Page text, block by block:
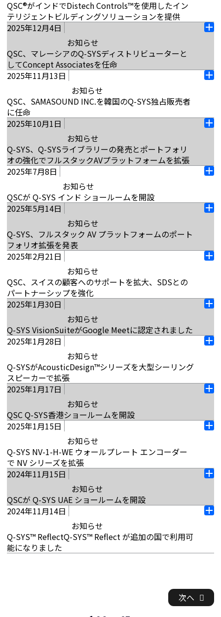
続きを読む
ために、すべての加入者が無料で利用できます。Q-
SYS Reflect Plus…
映しています。これらのQ-SYSソリューションは、
最新のワークプレイス向けにパフォーマンス、拡張
性、信頼性を最適化するシームレスな統合に支えら
れており、組織が積極的に導入できるようになりま
す。Q-SYS VisionSuite VSA-100 は、AI 駆動のルー
ムオートメーションとダイナミックで自動カメラの
フレーミングをもたらし、より自然で魅力的な会議
を可能にする AI アクセラレーターです…
Reflect®アプリケーションは、ServiceNow Build パ
ートナーとして、ServiceNow への安全で自動化さ
れたデータ フローを提供し、ServiceNow ストアで
利用できます。Q-SYSアプリケーションは、AVシス
テムデータのServiceNowへのフローを自動化し、IT
サービス管理（ITSM）やIT資産管理（ITAM）などの
アプリケーションをサポートすることで構成を簡略
化します。これにより、組織は現在の ServiceNow
ワークフローを使用して、AV テクノロジーをネイテ
ィブに統合できます。チケット作成とインベントリ
ー更新の自動化を可能にします。 …
スタックAVプラットフォーム全体の戦略的拡張を発
表し、高性能職場内のコラボレーションスペースを
標準化する新しいソリューションを導入しました。
また、ネイティブハードウェアとソフトウェアのイ
ノベーションを通じて、商業施設およびエンターテ
インメントアプリケーションのサポートを強化して
います。この拡張には、Q-SYS RoomSuite モジュラ
ー システム、Q-SYS Connect for Zoom Rooms、
MPA-Q シリーズ ネットワーク アンプ、X Class
Server Core X50r、およびコントロールおよび UCI
トレーニング マイルストーン認定の導入が含まれま
す。Q-SYS RoomSuite モジュラーシステムは、コラ
ボレーションシステムに新しいハードウェアとソフ
トウェアのアプローチを導入し、標準化された中規
模から大規模のスペースを迅速に展開するための専
用システムです。伝統的ながら…
続きを読む
QSC®がインドでDistech Controls™を使用したイン
テリジェントビルディングソリューションを提供
インド、ベンガルール（2025年12月9日） – QSC は
インドのDistech Controls と提携してインテリジェ
ントビル管理ソリューションを提供し、QSC India
が製品販売、市場開発、トレーニング、技術サポー
トに携わることができるようになります。長年にわ
たり、QSCは、継続的な投資と戦略的成長を通じ
て、インド市場への強いコミットメントを示してき
ました。現地オフィスの設立を皮切りに、当社は着
実にプレゼンスを拡大してきました。特に注目すべ
きは、バンガロールでの Q-SYS™ エクスペリエンス
センターの開設です。このセンターでは、お客様が
Distech Controls のソリューションと Q-SYS の統合
を実際に確認することができるようになります。
Distech Controlsは、空間内の空調、エネルギー、照
明、その他の重要なシステムを最適化するように設
計されたオープンプロトコルのコントローラー、セ
ンサー、ソフトウェアの完璧な製品を提供します。
IP接続されたコントローラーは、Eclypse™ Facilities
ソフトウェア上で実行されます…
続きを読む
2025年12月4日
お知らせ
QSC、マレーシアのQ-SYSディストリビューターと
してConcept Associatesを任命
オ
香港、九龍（2025年12月4日） - QSCは、Concept
Associates (KL) Sdn Bhdが2025年11月4日からマレ
ーシアでのQ-SYSポートフォリオの新規および唯一
の販売店として任命されることを発表いたします。
「Concept Associatesの地元の専門知識とプロフェ
ッショナリズムは、彼らが提供する集中的なトレー
ニングと包括的な販売前および販売後サポートと組
み合わせることで、この地域内の開発を追求する際
に非常に貴重になります。」と QSC APAC の副社長
兼 GM の Duncan Savage 氏は述べています。「私た
ちは協力して、Q-SYSフルスタックAVプラットフォ
ームの機能を紹介し、インテリジェントで応答性の
高い、より深く統合された配信ネットワークをお客
様のために構築することを目指しています。」「Q-
SYS は、完全なオーディオ、ビデオ、および制御ソ
リューションを提供するための完璧なプラットフォ
ームであり、Q-SYS フルスタック AV プラットフォー
ムをマレーシア市場の中心に導入できることを非常
に誇りに思っています。」と Castrit 氏は述べていま
す。
続きを読む
2025年11月13日
お知らせ
QSC、SAMASOUND INC.を韓国のQ-SYS独占販売者
に任命
オ
香港、九龍（2025年11月13日） – QSC Asia Ltd.は、
重点を置いた流通戦略により韓国での存在感を強化
し続けています。2025 年 11 月 1 日より、
SAMASOUND Inc. が韓国での Q-SYS 製品の独占販売
代理店に任命されます。「SAMASOUND Inc.を当社
の独占販売代理店として任命することで、韓国のお
客様は統一された販売環境から恩恵を受けることが
できます。SAMASOUND Inc.は、全国的に展開して
いるため、技術支援からアフターサービス、トレー
ニングまで、お客様が利用できるサポートが強化さ
れます」とQ-SYS APAC担当副社長兼GMのDuncan
Savageは述べています。「この包括的なアプローチ
により、当社のお客様は、オーディオ、ビデオ、コン
トロールのニーズをすべて満たすQ-SYSフルスタック
AVプラットフォームへのアクセスを合理化し、APAC
地域内での市場での存在感を拡大するという当社の
継続的なコミットメントを反映しています。」「私
たちは…
2025年10月1日
お知らせ
Q-SYS、Q-SYSライブラリーの発売とポートフォリ
オの強化でフルスタックAVプラットフォームを拡張
オ
カリフォルニア州コスタメサ（2025年10月1日） –
本日、オーディオ、ビデオ、制御の AV 市場リーダー
である QSC は、NC-90 および NC-Pro15x ネットワ
ーク カメラ、高密度 QIO シリーズ オーディオ I/O モ
デル、Q-SYS Reflect の新しいスペース利用機能、Q-
SYS ライブラリ、拡張された NS シリーズ Gen 2 ネ
ットワークスイッチを発表し、Q-SYS フル スタック
AV プラットフォームを拡張しました。「私たちは、
これらの新製品や機能を真のフルスタック AV プラッ
トフォームと組み合わせることで、お客様がハイブ
リッド コラボレーションを強化し、ミッションクリ
ティカルなライブ イベントを強化できるようになる
ことを嬉しく思います。」 とQSC製品管理担当副社
長のSanjay Kulkarni氏は述べています。NC シリーズ
カメラで新しい空間への拡張 Q-SYS は、Q-SYS フル
スタック AV プラットフォーム用に構築された 2 つの
ネットワーク カメラ、NC シリーズ NC-90 および
NC-Pro15x を追加します。NC-90は、オンボードAIと
強化された光学系を組み合わせて自動化された画像
を提供する次世代のネットワークePTZカメラです。
続きを読む
2025年7月8日
お知らせ
QSCが Q-SYS インド ショールームを開設
オ
ン
インド、バンガロール（2025年7月8日） – QSC
India Private Limitedは、バンガロールにQ-SYSシ
ョールームをグランドオープンいたしました。この
センターは、顧客とパートナーに、さまざまな実際
のアプリケーションでQ-SYSソリューションを直接
体験する機会を提供し、計算された設計とシームレ
スな統合を通じて、Q-SYSが最も複雑なAV要件さえ
も簡素化できることを実証する準備ができていま
す。ブルックフィールドのバグマネ・ソラリウム・
シティに位置する約25,000平方フィートのセンター
は、設計コンサルタント、システムインテグレータ
ー、顧客がソリューションを共同作成およびテスト
するためのイノベーション ハブとして機能します。
これは、フルスタック AV プラットフォームを通じ
て、パーソナライズされた直感的で魅力的な AV 体験
を提供するという Q-SYS のコミットメントを体現し
ており、訪問者は Q-SYS のオーディオ、ビデオ、お
よび制御の最新の進歩に直接触れることができま
続きを読む
2025年5月14日
お知らせ
Q-SYS、フルスタック AV プラットフォームのポート
フォリオ拡張を発表
オ
カリフォルニア州コスタメサ（2025年5月14日） –
オーディオ、ビデオ、制御の AV 市場リーダーである
QSC は、強化された設計ツールであるQ-SYS
Designer Software v10、新しい Core プロセッサ
ー、VisionSuite アクセラレーター、アップグレード
されたレポート機能を備えたQ-SYS Reflect の重要な
リリースを発表しました。新しいリリースごとに、
Q-SYS フルスタック AV プラットフォーム内のイノ
ベーションの層が実証され、パラダイムシフトをも
たらすテクノロジーアプローチを進化し、AV システ
ムがリアルタイムのアクションおよびデータに基づ
く洞察、柔軟性の向上を実現して、顧客や現代の空
間のニーズに対応できるようになります。フルスタ
ック AV プラットフォームは、マルチモーダル I/O、
コグニティブクラウド、インテリジェントなプラッ
トフォーム OS など、確立された IT アーキテクチャ
ーの原則に基づく将来を見据えたテクノロジーアプ
ローチです。AV 業界に適用された場合、このアプロ
ーチは、異種メーカーのオーダーメイドシステムを
統一されたシステムに置き換えることができます。
続きを読む
2025年2月21日
お知らせ
QSC、スイスの顧客へのサポートを拡大、SDSとの
パートナーシップを強化
オ
スイス、チューリッヒ（2月） 21, 2025) – QSC
EMEA GmbH はスイスに新しいオフィスを発表し、
長年にわたる地元のディストリビューターである
SDS と協力して、最先端のオーディオ、ビデオ、お
よび制御ソリューションを提供するというコミット
メントを強化します。2024 年の QSC による
Seervisionの買収によるイノベーションと人材の力
に基づいて、 QSCはインテリジェント ビデオおよび
オーディオ テクノロジーを専門とするスイスの市場
開拓チームのハブとして機能するチューリッヒの新
しいオフィスで、スイスにおける事業を拡大しま
す。オフィス内には最先端のインテリジェントAVラ
ボがあり、訪問者は最新のQ-SYSテクノロジーのラ
イブデモを体験したり、高度なトレーニングを受け
たりできます。ローカルチームは戦略的なアカウン
トに注力し、大規模なビデオおよびコラボレーショ
ンプロジェクトで主要顧客への最初の窓口として機
能します。「私たちの存在は…
続きを読む
2025年1月30日
お知らせ
Q-SYS VisionSuiteがGoogle Meetに認定されました
オ
ン
カリフォルニア州コスタメサ（2025 年 1 月 30 日）
– QSC, LLC は、 Q-SYS VisionSuite がGoogle Meet
をサポートするようになりました。プレゼンター追
跡用のQ-SYS VisionSuite AI アクセラレーターは、
Q-SYS Coreプロセッサー、NCシリーズカメラ、ネッ
トワークマイクを含むGoogle Meet認定のQ-SYSソ
リューションのリストに加わり、プレゼンターの追
跡と参加者カメラの切り替えによりプラットフォー
ムにビジョンベースの制御を追加します。Google
Meet のお客様は、バーチャル会議の参加者に話者の
ダイナミックなビューを提供する大規模なスペース
を、より多くの権限と柔軟性を持って設計できるよ
うになりました。ハイｰインパクトスペース向けに設
計されたQ-SYS VisionSuiteは、マルチカメラによる
プレゼンターの追跡や参加者カメラの切り替えな
ど、AIベースの視覚主導型ルームオートメーションを
備えています。このソリューションにより、発言者を
遠端の参加者に対してもフレームに留めることが保
証されます。
続きを読む
2025年1月28日
お知らせ
Q-SYSがAcousticDesign™シリーズを大型シーリング
スピーカーで拡張
オ
カリフォルニア州コスタメサ（2025年1月28日） –
QSC, LLC.新しい大型シーリングスピーカーを備えた
Q-SYS AcousticDesign™シリーズを発表します。こ
の追加には、8 インチモデルと 10 インチモデル、お
よび 8 インチサブウーファーが含まれており、観
光・宿泊施設やエンターテイメント施設などの幅広
いアプリケーション向けに Hi-Fi オーディオを提供す
るように設計されています。主要な UC プラットフォ
ームで認定された新しいAcousticDesign™シリーズ
スピーカーは、AD シリーズのラインアップ全体で見
られる一貫した音質特性を提供するため、インテグ
レーターが各空間の固有のニーズに合わせたオーデ
ィオ ソリューションを設計できるようになります。
ベゼルレスのブラインドマウント設計は、最新の建
築要件を満たしており、あらゆる環境へのシームレ
スな統合を保証します。これらのスピーカーをQ-
2025年1月17日
お知らせ
QSC Q-SYS香港ショールームを開設
オ
ン
香港・九龍（2025年1月16日） – QSC Asia Ltd.は、
香港で7回目となるQ-SYSショールームのグランドオ
ープンを発表し、顧客やパートナーがQ-SYSソリュ
ーションの汎用性を探るための革新的でインタラク
ティブな環境を提供します。顧客とパートナーは、
Q-SYSがマルチカメラスイッチング、ルームオート
メーション、プレゼンタートラッキングなどを使用
してコラボレーションスペースをどのように向上さ
せるかを体験する機会が得られます。最新のQ-SYS
オーディオ、ビデオ、および制御テクノロジーを備え
たこのセンターは、パートナーや顧客がコラボレー
ション スペースの将来について貴重な洞察を得るハ
ブとして機能し、製品を実際に触って、企業や高等
ら数分の便利な場所にあるエクスペリエンスは、
2025年1月15日
お知らせ
Q-SYS NV-1-H-WE ウォールプレート エンコーダー
で NV シリーズを拡張
オ
カリフォルニア州コスタメサ（2025年1月15日） –
QSC, LLC.Q-SYS NV シリーズ NV-1-H-WE の発売を
発表します。これは、従来のサーフェスマウントエ
ンコーダーが設置しにくいスペースでネットワーク
ビデオ配信を提供できるように設計された、シング
ルチャネル HDMI ウォールプレートエンコーダーで
す。この目立たない革新的なソリューションは、ル
ームレイアウトの自由度を備えた、柔軟かつ分割可
ンネルエンドポイントNV-21-HUを含む、成長を続け
る Q-SYS NV シリーズポートフォリオに加わりま
2024年11月15日
お知らせ
QSCが Q-SYS UAE ショールームを開設
オ
ン
UAE、ドバイ（2024年11月15日） – Q-SYS Middle
East Electronics Trading LLCは、ドバイにQ-SYS
UAEショールームのグランドオープンを発表できる
ことを嬉しく思います。この新しいセンターは、顧
客とパートナーがQ-SYSソリューションに取り組む
ティブな環境を提供します。ドバイ最高裁判所の敷
地内に戦略的に配置されたこのQ-SYSショールーム
は、4,000平方フィートを超えており、Q-SYSプラッ
2024年11月14日
お知らせ
Q-SYS™ ReflectQ-SYS™ Reflect が追加の国で利用可
能になりました
オ
キプロス、ブルガリア、エストニア、ラトビアでQ-
SYS™ Reflectを発売することを発表しました。これ
らの新しい国は、すでにQ-SYS™ Reflect にアクセス
次へ